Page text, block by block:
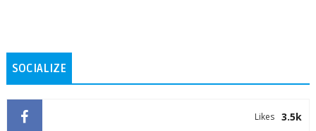
SOCIALIZE
3.5k
Likes